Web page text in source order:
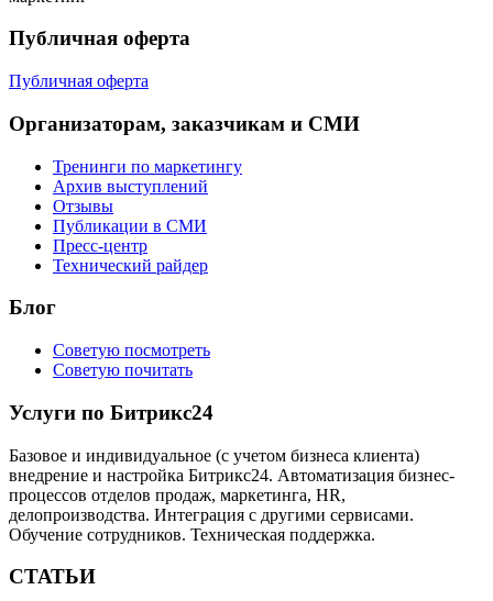
Публичная оферта
Публичная оферта
Организаторам, заказчикам и СМИ
Тренинги по маркетингу
Архив выступлений
Отзывы
Публикации в СМИ
Пресс-центр
Технический райдер
Блог
Советую посмотреть
Советую почитать
Услуги по Битрикс24
Базовое и индивидуальное (с учетом бизнеса клиента)
внедрение и настройка Битрикс24. Автоматизация бизнес-
процессов отделов продаж, маркетинга, HR,
делопроизводства. Интеграция с другими сервисами.
Обучение сотрудников. Техническая поддержка.
СТАТЬИ